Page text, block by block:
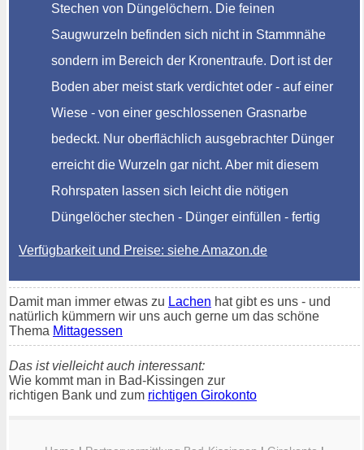
Stechen von Düngelöchern. Die feinen
Saugwurzeln befinden sich nicht in Stammnähe
sondern im Bereich der Kronentraufe. Dort ist der
Boden aber meist stark verdichtet oder - auf einer
Wiese - von einer geschlossenen Grasnarbe
bedeckt. Nur oberflächlich ausgebrachter Dünger
erreicht die Wurzeln gar nicht. Aber mit diesem
Rohrspaten lassen sich leicht die nötigen
Düngelöcher stechen - Dünger einfüllen - fertig
Verfügbarkeit und Preise: siehe Amazon.de
Damit man immer etwas zu Lachen hat gibt es uns - und
natürlich kümmern wir uns auch gerne um das schöne
Thema Mittagessen
Das ist vielleicht auch interessant:
Wie kommt man in Bad-Kissingen zur
richtigen Bank und zum richtigen Girokonto